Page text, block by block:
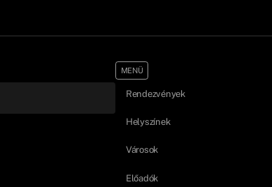
MENÜ
Rendezvények
Helyszínek
Városok
Előadók